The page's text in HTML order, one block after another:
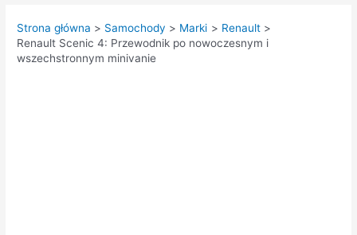
Strona główna Samochody Marki
Renault
Renault Scenic 4: Przewodnik po nowoczesnym i
wszechstronnym minivanie